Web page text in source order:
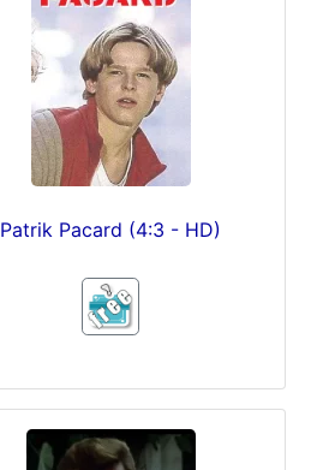
Patrik Pacard (4:3 - HD)